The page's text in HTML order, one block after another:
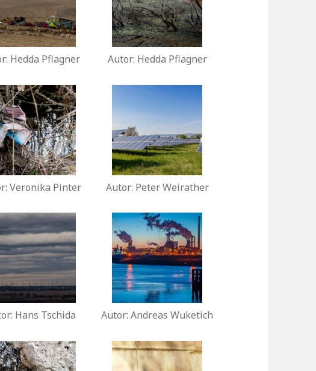
Hedda Pflagner Autor: Hedda Pflagner
Veronika Pinter Autor: Peter Weirather
Hans Tschida Autor: Andreas Wuketich